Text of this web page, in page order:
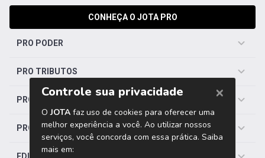
CONHEÇA O JOTA PRO
PRO PODER
PRO TRIBUTOS
PRO TRABALHISTA
PRO SAÚDE